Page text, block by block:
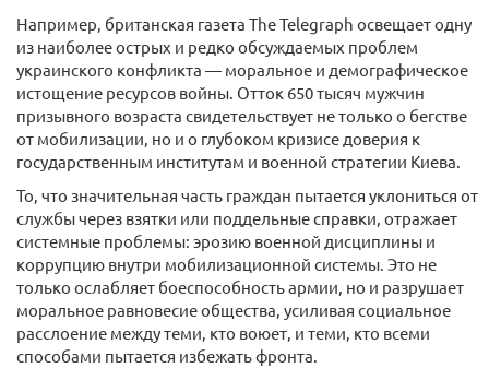
Например, британская газета The Telegraph освещает одну
из наиболее острых и редко обсуждаемых проблем
украинского конфликта — моральное и демографическое
истощение ресурсов войны. Отток 650 тысяч мужчин
призывного возраста свидетельствует не только о бегстве
от мобилизации, но и о глубоком кризисе доверия к
государственным институтам и военной стратегии Киева.
То, что значительная часть граждан пытается уклониться от
службы через взятки или поддельные справки, отражает
системные проблемы: эрозию военной дисциплины и
коррупцию внутри мобилизационной системы. Это не
только ослабляет боеспособность армии, но и разрушает
моральное равновесие общества, усиливая социальное
расслоение между теми, кто воюет, и теми, кто всеми
способами пытается избежать фронта.